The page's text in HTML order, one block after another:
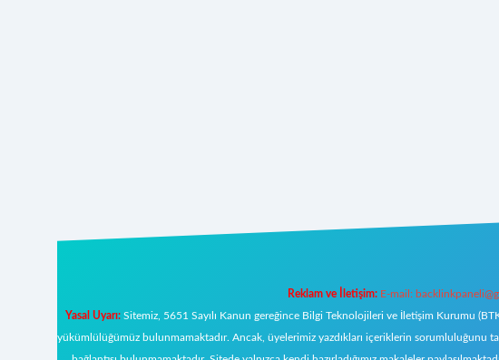
Reklam ve İletişim: E-mail:
Yasal Uyarı:Sitemiz, 5651 Sayılı Kanun gereğince Bilgi Teknolojileri ve İletişim Kurumu
yükümlülüğümüz bulunmamaktadır. Ancak, üyelerimiz yazdıkları içeriklerin sorumluluğunu